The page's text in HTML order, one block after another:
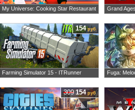
My Universe: Cooking Star Restaurant Grand
Farming Simulator 15 - ITRunner
154руб
Fuga:
309 154руб